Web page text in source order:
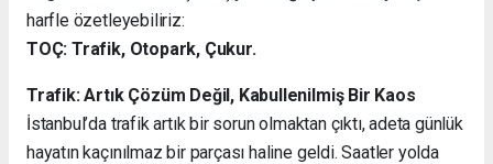
harfle özetleyebiliriz:
TOÇ: Trafik, Otopark, Çukur.
Trafik: Artık Çözüm Değil, Kabullenilmiş Bir Kaos
İstanbul’da trafik artık bir sorun olmaktan çıktı, adeta günlük
hayatın kaçınılmaz bir parçası haline geldi. Saatler yolda